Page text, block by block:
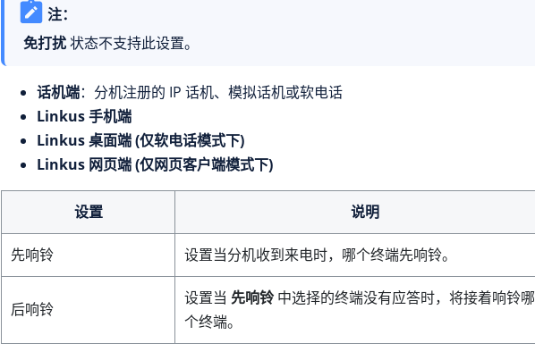
注：
免打扰状态不支持此设置。
话机端：分机注册的 IP 话机、模拟话机或软电话
Linkus 手机端
Linkus 桌面端 (仅软电话模式下)
Linkus 网页端 (仅网页客户端模式下)
设置 说明
先响铃 设置当分机收到来电时，哪个终端先响铃。
后响铃
设置当 先响铃中选择的终端没有应答时，将接着响铃哪
个终端。